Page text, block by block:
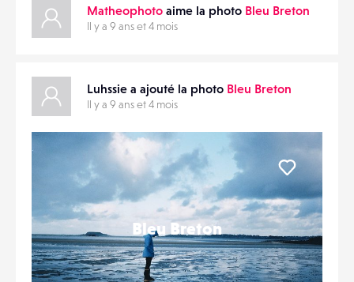
Matheophoto aime la photo Bleu Breton
Il y a 9 ans et 4 mois
Luhssie a ajouté la photo Bleu Breton
Il y a 9 ans et 4 mois
Bleu Breton
Liker